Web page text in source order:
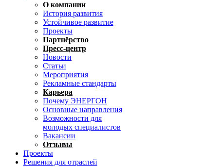
О компании
История развития
Устойчивое развитие
Проекты
Партнёрство
Пресс-центр
Новости
Статьи
Мероприятия
Рекламные стандарты
Карьера
Почему ЭНЕРГОН
Основные направления
Возможности для
молодых специалистов
Вакансии
Отзывы
Проекты
Решения для отраслей